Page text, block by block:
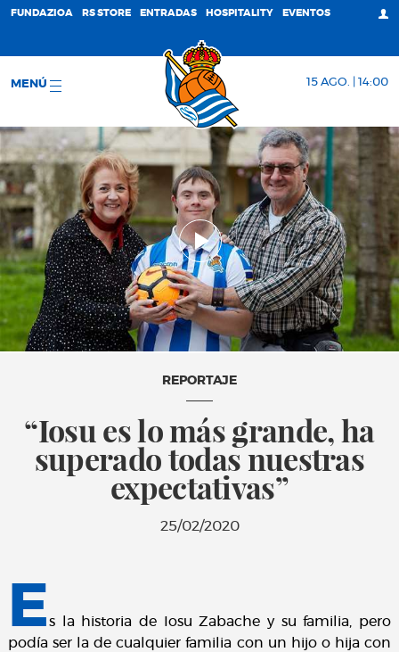
FUNDAZIOA RS STORE ENTRADAS HOSPITALITY EVENTOS
MENÚ 15 AGO. | 14:00
REPORTAJE
“Iosu es lo más grande, ha
superado todas nuestras
expectativas”
25/02/2020
Es la historia de Iosu Zabache y su familia, pero
podía ser la de cualquier familia con un hijo o hija con